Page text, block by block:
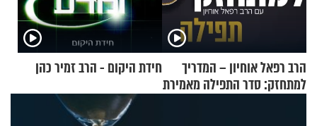
הרב רפאל אוחיון – המדריך
למתחזק: סדר התפילה מאמירת
חידת היקום - הרב זמיר כהן